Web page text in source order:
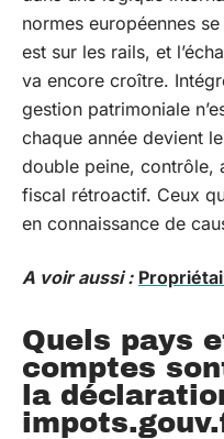
normes européennes
est sur les rails, et
va encore croître.
gestion patrimoniale
chaque année devient
double peine, contrôle,
fiscal rétroactif. Ceux
en connaissance de
A voir aussi :
Quels pays
comptes
la